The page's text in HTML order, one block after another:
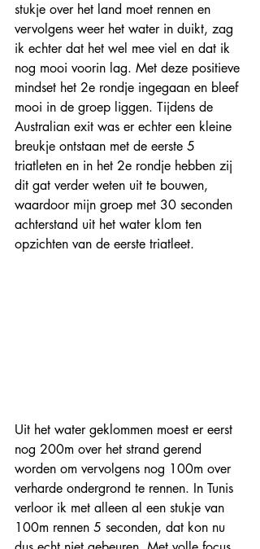
stukje over het land moet rennen en
vervolgens weer het water in duikt, zag
ik echter dat het wel mee viel en dat ik
nog mooi voorin lag. Met deze positieve
mindset het 2e rondje ingegaan en bleef
mooi in de groep liggen. Tijdens de
Australian exit was er echter een kleine
breukje ontstaan met de eerste 5
triatleten en in het 2e rondje hebben zij
dit gat verder weten uit te bouwen,
waardoor mijn groep met 30 seconden
achterstand uit het water klom ten
opzichten van de eerste triatleet.
Uit het water geklommen moest er eerst
nog 200m over het strand gerend
worden om vervolgens nog 100m over
verharde ondergrond te rennen. In Tunis
verloor ik met alleen al een stukje van
100m rennen 5 seconden, dat kon nu